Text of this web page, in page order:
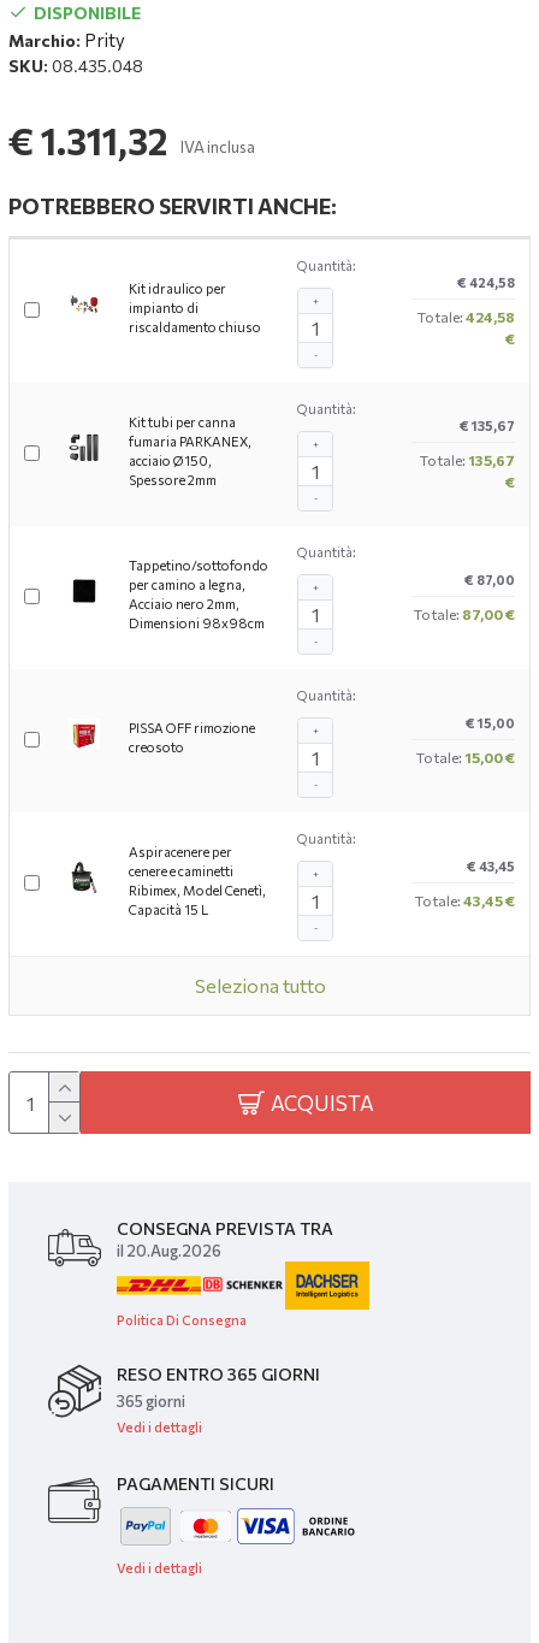
DISPONIBILE
Marchio: Prity
SKU: 08.435.048
€ 1.311,32 IVA inclusa
POTREBBERO SERVIRTI ANCHE:
Kit idraulico per
impianto di
riscaldamento chiuso
Quantità:
-
+
€ 424,58
Totale: 424,58
€
Kit tubi per canna
fumaria PARKANEX,
acciaio Ø150,
Spessore 2mm
Quantità:
-
+
€ 135,67
Totale: 135,67
€
Tappetino/sottofondo
per camino a legna,
Acciaio nero 2mm,
Dimensioni 98x98cm
Quantità:
-
+ € 87,00
Totale: 87,00 €
PISSA OFF rimozione
creosoto
Quantità:
-
+ € 15,00
Totale: 15,00 €
Aspiracenere per
cenere e caminetti
Ribimex, Model Cenetì,
Capacità 15 L
Quantità:
-
+ € 43,45
Totale: 43,45 €
Seleziona tutto
ACQUISTA
CONSEGNA PREVISTA TRA
il 20.Aug.2026
Politica Di Consegna
RESO ENTRO 365 GIORNI
365 giorni
Vedi i dettagli
PAGAMENTI SICURI
Vedi i dettagli